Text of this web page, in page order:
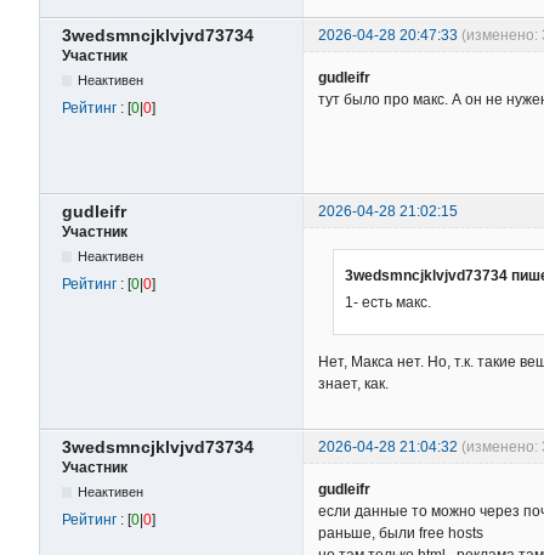
3wedsmncjklvjvd73734 2026-04-28 20:47:33 (изменено:
Участник
Неактивен
Рейтинг : [0 0]
gudleifr
тут было про макс. А он не
gudleifr
2026-04-28 21:02:15
Участник
Неактивен
Рейтинг : [0 0]
3wedsmncjklvjvd73734
1- есть макс.
Нет, Макса нет. Но, т.к. такие
знает, как.
3wedsmncjklvjvd73734 2026-04-28 21:04:32 (изменено:
Участник
Неактивен
Рейтинг : [0 0]
gudleifr
если данные то можно через
раньше, были free hosts